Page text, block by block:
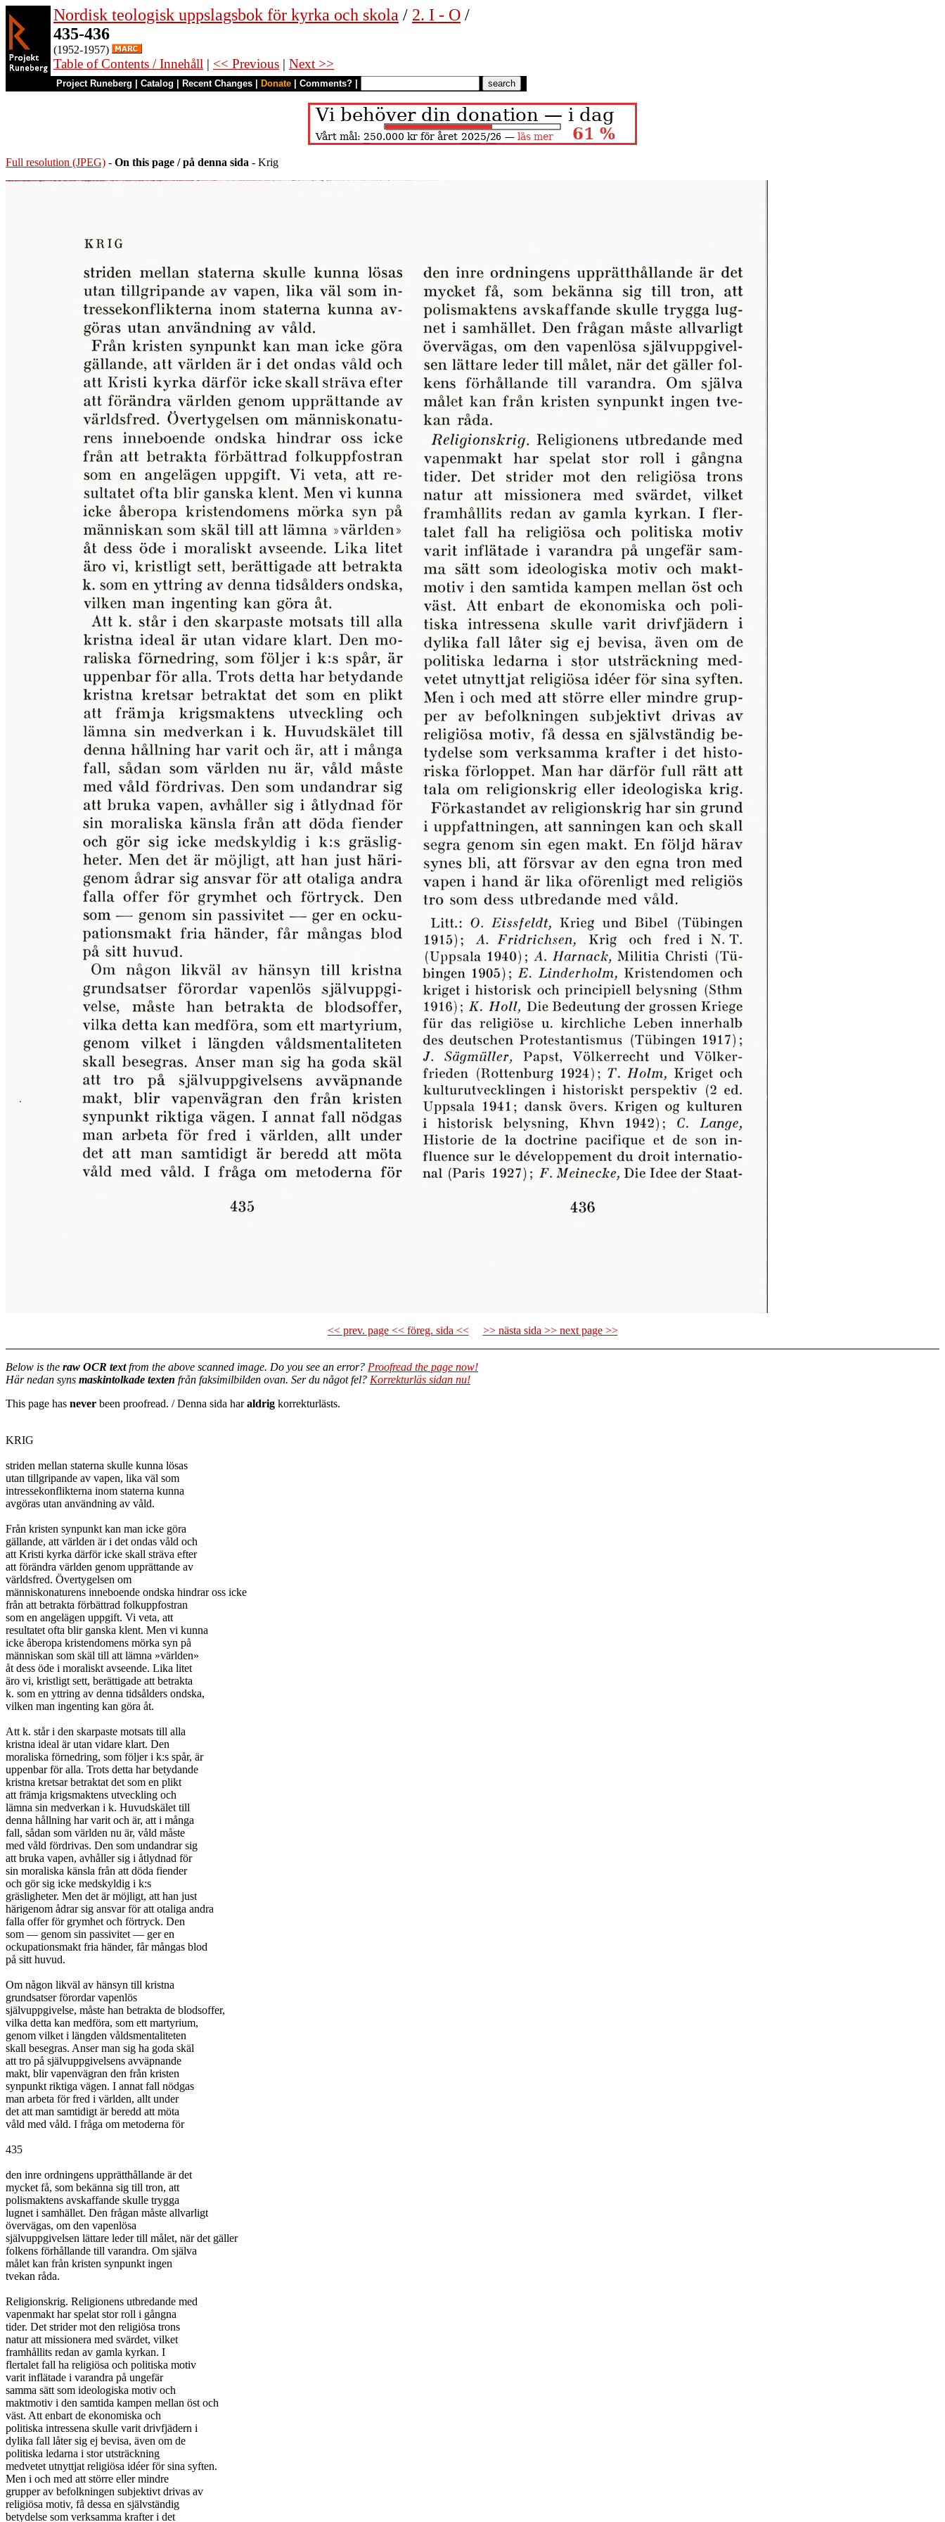
Nordisk teologisk uppslagsbok för kyrka och skola / 2. I - O /
435-436
(1952-1957)
Table of Contents / Innehåll | << Previous | Next >>
Project Runeberg Catalog Recent Changes Donate Comments?
Full resolution (JPEG) - On this page / på denna sida - Krig
<< prev. page << föreg. sida << >> nästa sida >> next page >>
Below is the raw OCR textfrom the above scanned image. Do you see an error? Proofread the page now!
Här nedan syns maskintolkade texten från faksimilbilden ovan. Ser du något fel? Korrekturläs sidan nu!
This page has never been proofread. / Denna sida haraldrig korrekturlästs.
KRIG
striden mellan staterna skulle kunna lösas
utan tillgripande av vapen, lika väl som
intressekonflikterna inom staterna kunna
avgöras utan användning av våld.
Från kristen synpunkt kan man icke göra
gällande, att världen är i det ondas våld och
att Kristi kyrka därför icke skall sträva efter
att förändra världen genom upprättande av
världsfred. Övertygelsen om
människonaturens inneboende ondska hindrar oss icke
från att betrakta förbättrad folkuppfostran
som en angelägen uppgift. Vi veta, att
resultatet ofta blir ganska klent. Men vi kunna
icke åberopa kristendomens mörka syn på
människan som skäl till att lämna »världen»
åt dess öde i moraliskt avseende. Lika litet
äro vi, kristligt sett, berättigade att betrakta
k. som en yttring av denna tidsålders ondska,
vilken man ingenting kan göra åt.
Att k. står i den skarpaste motsats till alla
kristna ideal är utan vidare klart. Den
moraliska förnedring, som följer i k:s spår, är
uppenbar för alla. Trots detta har betydande
kristna kretsar betraktat det som en plikt
att främja krigsmaktens utveckling och
lämna sin medverkan i k. Huvudskälet till
denna hållning har varit och är, att i många
fall, sådan som världen nu är, våld måste
med våld fördrivas. Den som undandrar sig
att bruka vapen, avhåller sig i åtlydnad för
sin moraliska känsla från att döda fiender
och gör sig icke medskyldig i k:s
gräsligheter. Men det är möjligt, att han just
härigenom ådrar sig ansvar för att otaliga andra
falla offer för grymhet och förtryck. Den
som — genom sin passivitet — ger en
ockupationsmakt fria händer, får mångas blod
på sitt huvud.
Om någon likväl av hänsyn till kristna
grundsatser förordar vapenlös
självuppgivelse, måste han betrakta de blodsoffer,
vilka detta kan medföra, som ett martyrium,
genom vilket i längden våldsmentaliteten
skall besegras. Anser man sig ha goda skäl
att tro på självuppgivelsens avväpnande
makt, blir vapenvägran den från kristen
synpunkt riktiga vägen. I annat fall nödgas
man arbeta för fred i världen, allt under
det att man samtidigt är beredd att möta
våld med våld. I fråga om metoderna för
435
den inre ordningens upprätthållande är det
mycket få, som bekänna sig till tron, att
polismaktens avskaffande skulle trygga
lugnet i samhället. Den frågan måste allvarligt
övervägas, om den vapenlösa
självuppgivelsen lättare leder till målet, när det gäller
folkens förhållande till varandra. Om själva
målet kan från kristen synpunkt ingen
tvekan råda.
Religionskrig. Religionens utbredande med
vapenmakt har spelat stor roll i gångna
tider. Det strider mot den religiösa trons
natur att missionera med svärdet, vilket
framhållits redan av gamla kyrkan. I
flertalet fall ha religiösa och politiska motiv
varit inflätade i varandra på ungefär
samma sätt som ideologiska motiv och
maktmotiv i den samtida kampen mellan öst och
väst. Att enbart de ekonomiska och
politiska intressena skulle varit drivfjädern i
dylika fall låter sig ej bevisa, även om de
politiska ledarna i stor utsträckning
medvetet utnyttjat religiösa idéer för sina syften.
Men i och med att större eller mindre
grupper av befolkningen subjektivt drivas av
religiösa motiv, få dessa en självständig
betydelse som verksamma krafter i det